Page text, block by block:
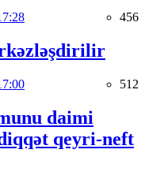
456
512
daimi
qeyri-neft